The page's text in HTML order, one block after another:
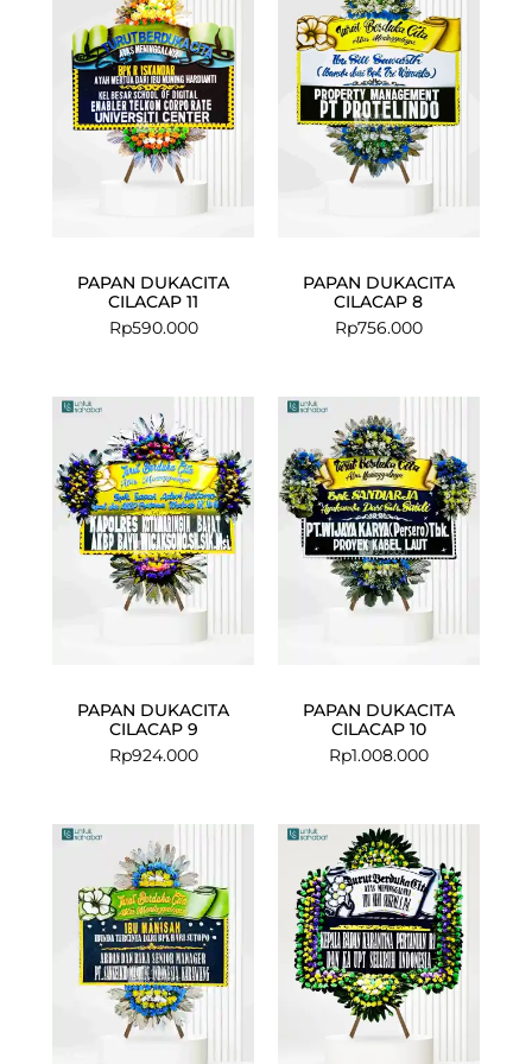
PAPAN DUKACITA
CILACAP 11
Rp590.000
PAPAN DUKACITA
CILACAP 8
Rp756.000
PAPAN DUKACITA
CILACAP 9
Rp924.000
PAPAN DUKACITA
CILACAP 10
Rp1.008.000
price
was:
price
is: